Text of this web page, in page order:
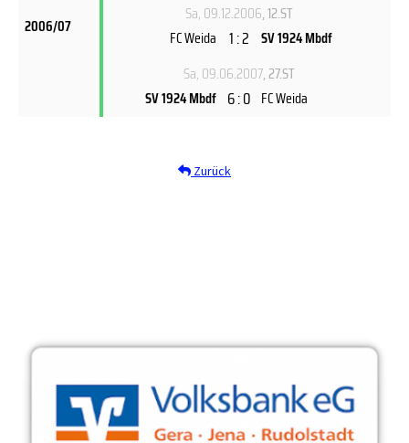
2006/07
Sa, 09.12.2006, 12.ST
FC Weida 1 : 2 SV 1924 Mbdf
Sa, 09.06.2007, 27.ST
SV 1924 Mbdf 6 : 0 FC Weida
Zurück